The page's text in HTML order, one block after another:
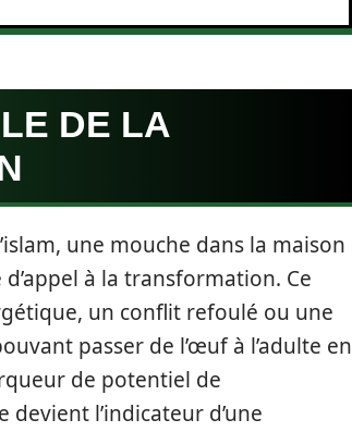
DE LA
une mouche dans la maison
à la transformation. Ce
un conflit refoulé ou une
passer de l’œuf à l’adulte en
de potentiel de
l’indicateur d’une